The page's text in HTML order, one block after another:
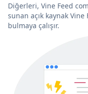
Diğerleri, Vine Feed
sunan açık kaynak
bulmaya çalışır.